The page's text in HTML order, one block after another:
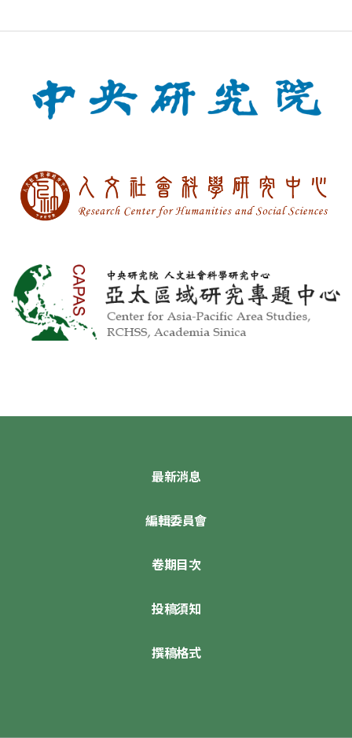
最新消息
編輯委員會
卷期目次
投稿須知
撰稿格式